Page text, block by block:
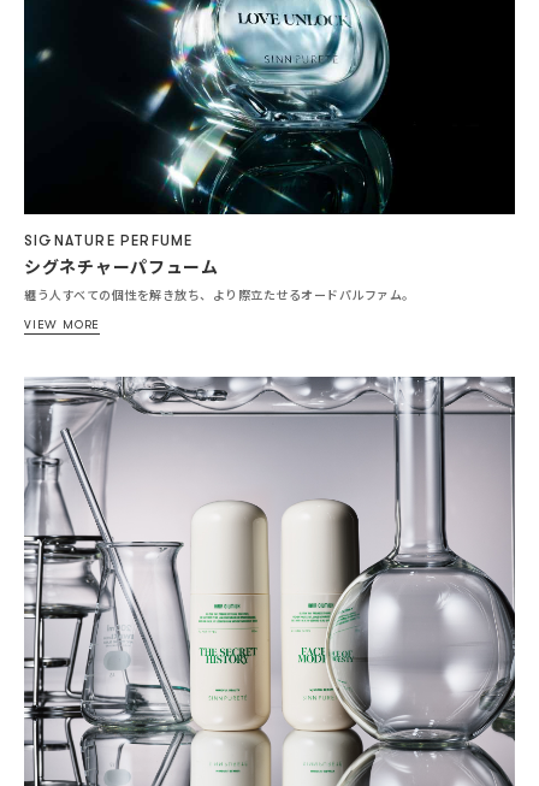
SIGNATURE PERFUME
シグネチャーパフューム
纏う人すべての個性を解き放ち、より際立たせるオードパルファム。
VIEW MORE